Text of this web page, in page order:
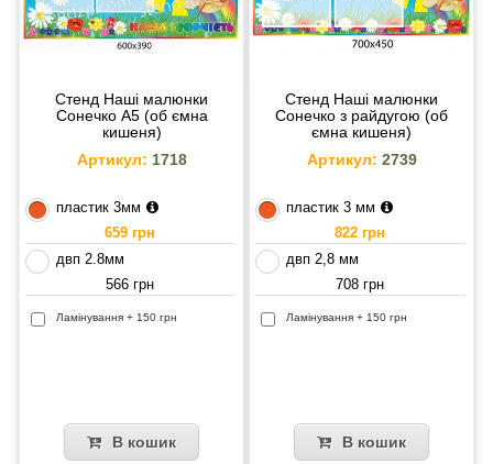
Стенд Наші малюнки
Сонечко А5 (об ємна
кишеня)
Артикул: 1718
пластик 3мм
659 грн
двп 2.8мм
566 грн
Ламінування + 150 грн
В кошик
Стенд Наші малюнки
Сонечко з райдугою (об
ємна кишеня)
Артикул: 2739
пластик 3 мм
822 грн
двп 2,8 мм
708 грн
Ламінування + 150 грн
В кошик